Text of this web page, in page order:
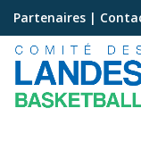
Aller
contenu
Partenaires |